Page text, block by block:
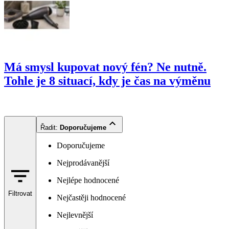
Má smysl kupovat nový fén? Ne nutně.
Tohle je 8 situací, kdy je čas na výměnu
Filtrovat
Řadit: Doporučujeme
Doporučujeme
Nejprodávanější
Nejlépe hodnocené
Nejčastěji hodnocené
Nejlevnější